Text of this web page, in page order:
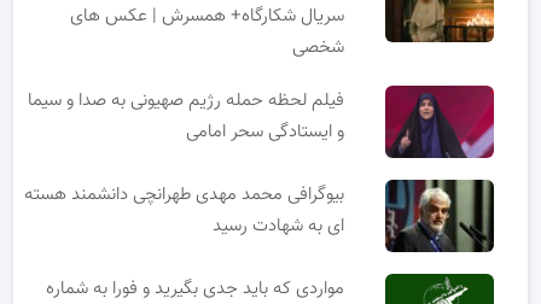
سریال شکارگاه+ همسرش | عکس های
شخصی
فیلم لحظه حمله رژیم صهیونی به صدا و سیما
و ایستادگی سحر امامی
بیوگرافی محمد مهدی طهرانچی دانشمند هسته
ای به شهادت رسید
مواردی که باید جدی بگیرید و فورا به شماره